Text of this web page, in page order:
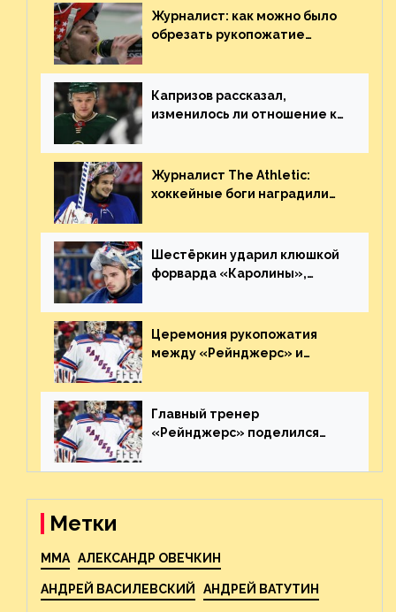
Журналист: как можно было
обрезать рукопожатие
Плохая работа, ESPN
Капризов рассказал,
изменилось ли отношение к
Украине
Журналист The Athletic:
хоккейные боги наградили
великолепную игру
Шестёркин ударил клюшкой
форварда «Каролины»,
пятаке. Видео
Церемония рукопожатия
между «Рейнджерс» и
матча плей-офф. Видео
Главный тренер
«Рейнджерс» поделился
предстоящего финала
Метки
MMA АЛЕКСАНДР ОВЕЧКИН
АНДРЕЙ ВАСИЛЕВСКИЙ АНДРЕЙ ВАТУТИН